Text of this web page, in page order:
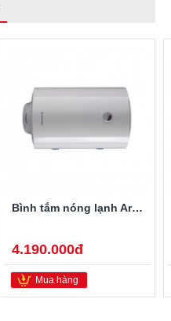
Bình tắm nóng lạnh Ariston PRO-R40SH 2.5FE 40 Lít
4.190.000đ
Mua hàng